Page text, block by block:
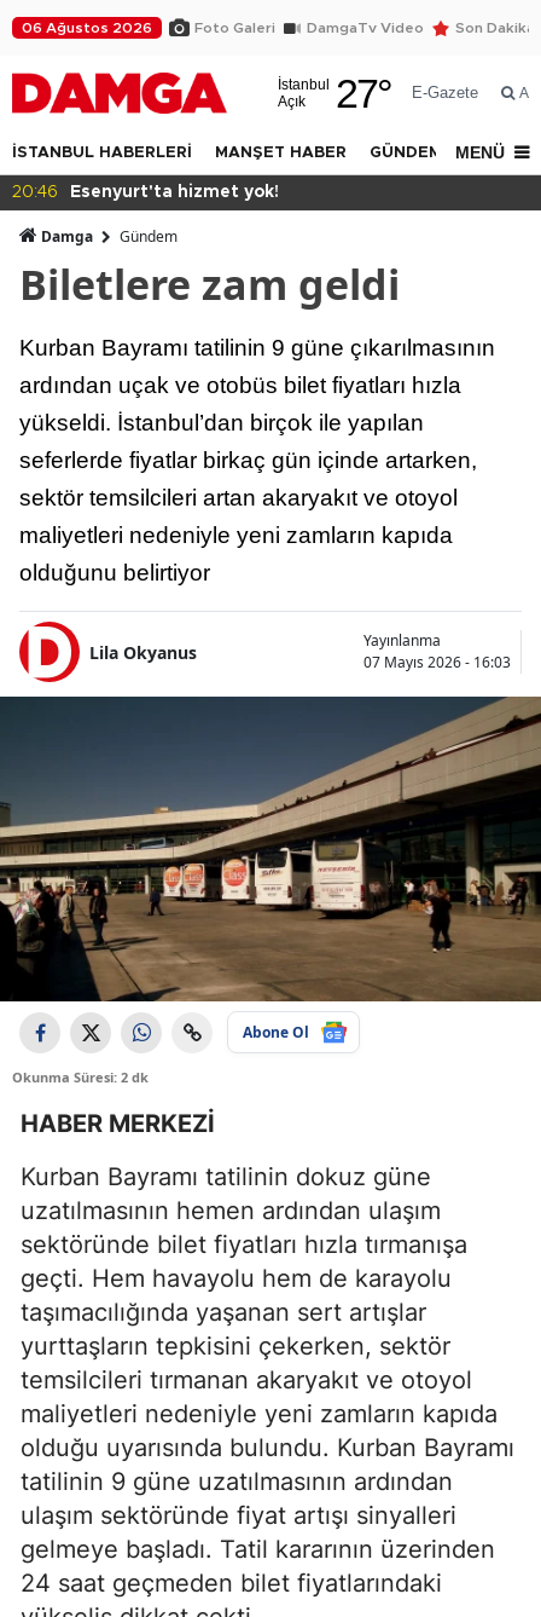
06 Ağustos 2026 Foto Galeri DamgaTv Video Son Dakika
İstanbul
Açık
27° E-Gazete Ara
İSTANBUL HABERLERİ MANŞET HABER GÜNDEM DÜNYA
MENÜ
17:28
Damga Gündem
Biletlere zam geldi
Kurban Bayramı tatilinin 9 güne çıkarılmasının
ardından uçak ve otobüs bilet fiyatları hızla
yükseldi. İstanbul’dan birçok ile yapılan
seferlerde fiyatlar birkaç gün içinde artarken,
sektör temsilcileri artan akaryakıt ve otoyol
maliyetleri nedeniyle yeni zamların kapıda
olduğunu belirtiyor
Lila Okyanus
Yayınlanma
07 Mayıs 2026 - 16:03
Abone Ol
Okunma Süresi: 2 dk
HABER MERKEZİ
Kurban Bayramı tatilinin dokuz güne
uzatılmasının hemen ardından ulaşım
sektöründe bilet fiyatları hızla tırmanışa
geçti. Hem havayolu hem de karayolu
taşımacılığında yaşanan sert artışlar
yurttaşların tepkisini çekerken, sektör
temsilcileri tırmanan akaryakıt ve otoyol
maliyetleri nedeniyle yeni zamların kapıda
olduğu uyarısında bulundu. Kurban Bayramı
tatilinin 9 güne uzatılmasının ardından
ulaşım sektöründe fiyat artışı sinyalleri
gelmeye başladı. Tatil kararının üzerinden
24 saat geçmeden bilet fiyatlarındaki